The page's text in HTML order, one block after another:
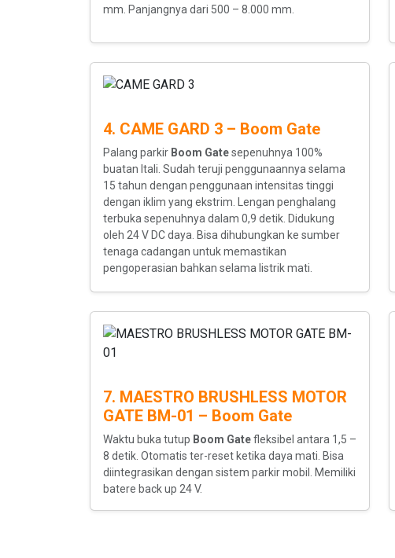
mm. Panjangnya dari 500 – 8.000 mm.
4. CAME GARD 3 – Boom Gate
Palang parkir Boom Gatesepenuhnya 100%
buatan Itali. Sudah teruji penggunaannya selama
15 tahun dengan penggunaan intensitas tinggi
dengan iklim yang ekstrim. Lengan penghalang
terbuka sepenuhnya dalam 0,9 detik. Didukung
oleh 24 V DC daya. Bisa dihubungkan ke sumber
tenaga cadangan untuk memastikan
pengoperasian bahkan selama listrik mati.
7. MAESTRO BRUSHLESS MOTOR
GATE BM-01 – Boom Gate
Waktu buka tutup Boom Gatefleksibel antara 1,5 –
8 detik. Otomatis ter-reset ketika daya mati. Bisa
diintegrasikan dengan sistem parkir mobil. Memiliki
batere back up 24 V.